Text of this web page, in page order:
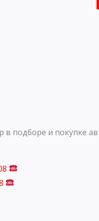
подборе и покупке